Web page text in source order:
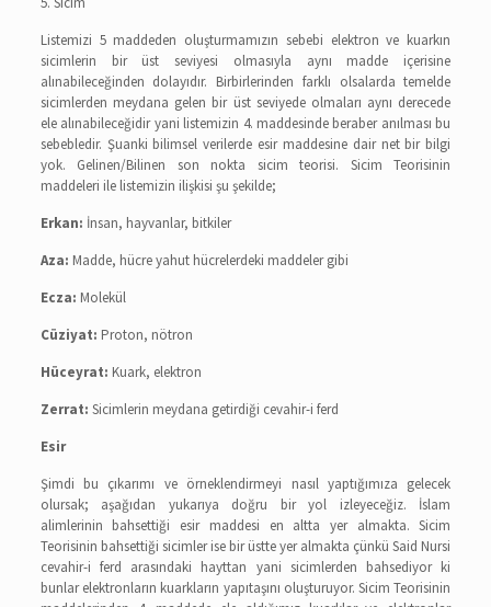
Listemizi 5 maddeden oluşturmamızın sebebi elektron ve kuarkın
sicimlerin bir üst seviyesi olmasıyla aynı madde içerisine
alınabileceğinden dolayıdır. Birbirlerinden farklı olsalarda temelde
sicimlerden meydana gelen bir üst seviyede olmaları aynı derecede
ele alınabileceğidir yani listemizin 4. maddesinde beraber anılması bu
sebebledir. Şuanki bilimsel verilerde esir maddesine dair net bir bilgi
yok. Gelinen/Bilinen son nokta sicim teorisi. Sicim Teorisinin
maddeleri ile listemizin ilişkisi şu şekilde;
Erkan: İnsan, hayvanlar, bitkiler
Aza: Madde, hücre yahut hücrelerdeki maddeler gibi
Ecza: Molekül
Cüziyat: Proton, nötron
Hüceyrat: Kuark, elektron
Zerrat: Sicimlerin meydana getirdiği cevahir-i ferd
Esir
Şimdi bu çıkarımı ve örneklendirmeyi nasıl yaptığımıza gelecek
olursak; aşağıdan yukarıya doğru bir yol izleyeceğiz. İslam
alimlerinin bahsettiği esir maddesi en altta yer almakta. Sicim
Teorisinin bahsettiği sicimler ise bir üstte yer almakta çünkü Said Nursi
cevahir-i ferd arasındaki hayttan yani sicimlerden bahsediyor ki
bunlar elektronların kuarkların yapıtaşını oluşturuyor. Sicim Teorisinin